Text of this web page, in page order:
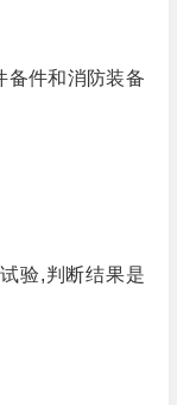
备件和消防装备
验,判断结果是